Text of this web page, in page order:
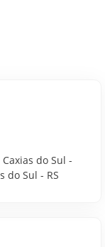
do Sul -
do Sul - RS